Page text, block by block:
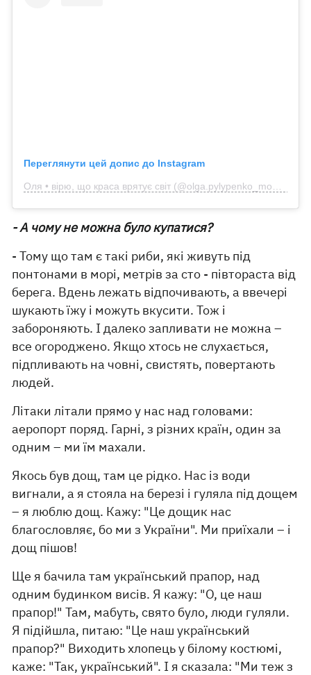
Переглянути цей допис до Instagram
Оля • вірю, що краса врятує світ (@olga.pylypenko_model)
- А чому не можна було купатися?
- Тому що там є такі риби, які живуть під
понтонами в морі, метрів за сто - півтораста від
берега. Вдень лежать відпочивають, а ввечері
шукають їжу і можуть вкусити. Тож і
забороняють. І далеко запливати не можна –
все огороджено. Якщо хтось не слухається,
підпливають на човні, свистять, повертають
людей.
Літаки літали прямо у нас над головами:
аеропорт поряд. Гарні, з різних країн, один за
одним – ми їм махали.
Якось був дощ, там це рідко. Нас із води
вигнали, а я стояла на березі і гуляла під дощем
– я люблю дощ. Кажу: "Це дощик нас
благословляє, бо ми з України". Ми приїхали – і
дощ пішов!
Ще я бачила там український прапор, над
одним будинком висів. Я кажу: "О, це наш
прапор!" Там, мабуть, свято було, люди гуляли.
Я підійшла, питаю: "Це наш український
прапор?" Виходить хлопець у білому костюмі,
каже: "Так, український". І я сказала: "Ми теж з